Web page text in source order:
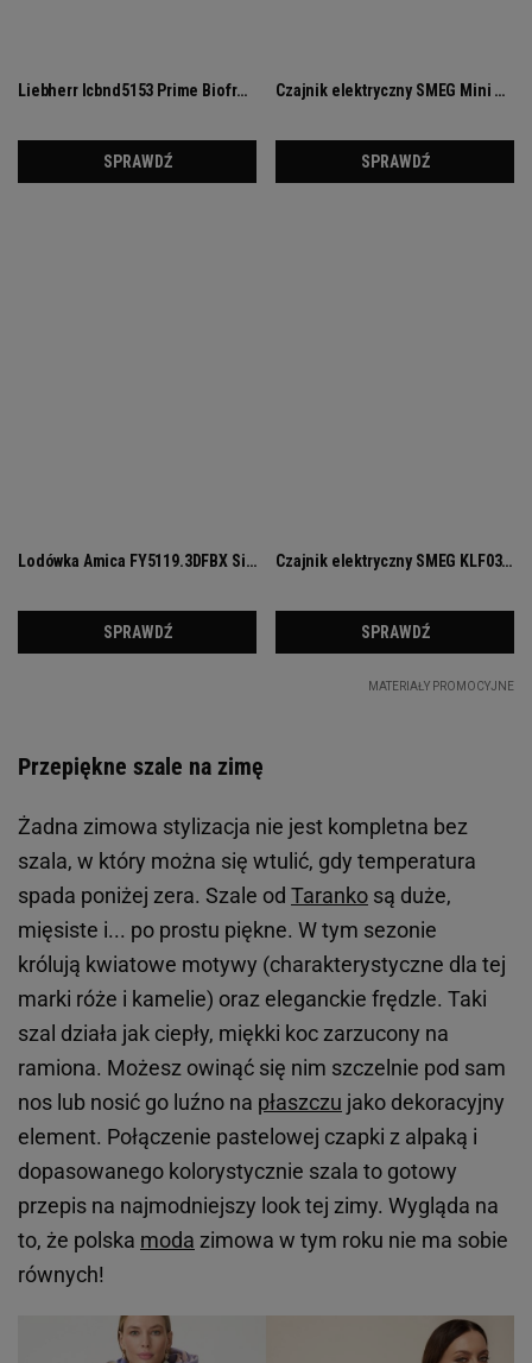
Przepiękne szale na zimę
Żadna zimowa stylizacja nie jest kompletna bez
szala, w który można się wtulić, gdy temperatura
spada poniżej zera. Szale od Taranko są duże,
mięsiste i... po prostu piękne. W tym sezonie
królują kwiatowe motywy (charakterystyczne dla tej
marki róże i kamelie) oraz eleganckie frędzle. Taki
szal działa jak ciepły, miękki koc zarzucony na
ramiona. Możesz owinąć się nim szczelnie pod sam
nos lub nosić go luźno na płaszczu jako dekoracyjny
element. Połączenie pastelowej czapki z alpaką i
dopasowanego kolorystycznie szala to gotowy
przepis na najmodniejszy look tej zimy. Wygląda na
to, że polska moda zimowa w tym roku nie ma sobie
równych!